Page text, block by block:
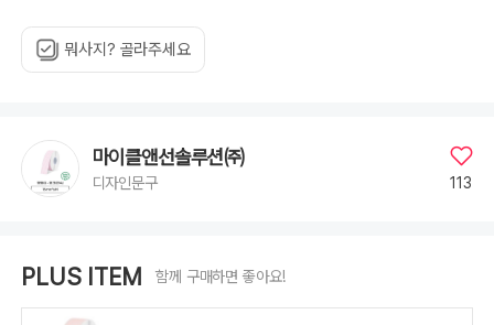
뭐사지? 골라주세요
마이클앤선솔루션㈜
디자인문구 113
PLUS ITEM 함께 구매하면 좋아요!